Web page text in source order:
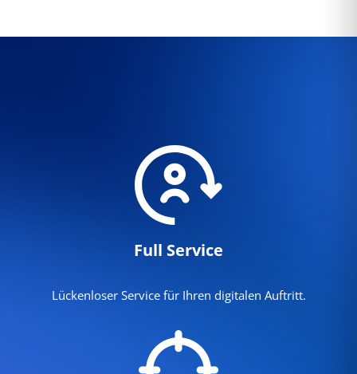
Full Service
Lückenloser Service für Ihren digitalen Auftritt.